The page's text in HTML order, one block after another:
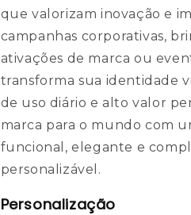
que valorizam inovação e
campanhas corporativas,
ativações de marca ou
transforma sua identidade
de uso diário e alto valor
marca para o mundo com
funcional, elegante e
personalizável.
Personalização